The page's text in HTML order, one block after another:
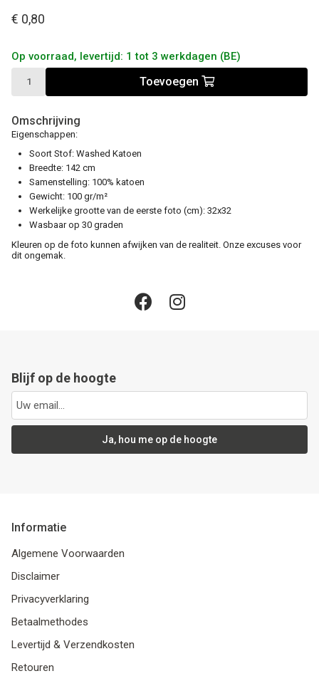
€ 0,80
Op voorraad, levertijd: 1 tot 3 werkdagen (BE)
Toevoegen
Omschrijving
Eigenschappen:
Soort Stof: Washed Katoen
Breedte: 142 cm
Samenstelling: 100% katoen
Gewicht: 100 gr/m²
Werkelijke grootte van de eerste foto (cm): 32x32
Wasbaar op 30 graden
Kleuren op de foto kunnen afwijken van de realiteit. Onze excuses voor
dit ongemak.
Blijf op de hoogte
Ja, hou me op de hoogte
Informatie
Algemene Voorwaarden
Disclaimer
Privacyverklaring
Betaalmethodes
Levertijd & Verzendkosten
Retouren